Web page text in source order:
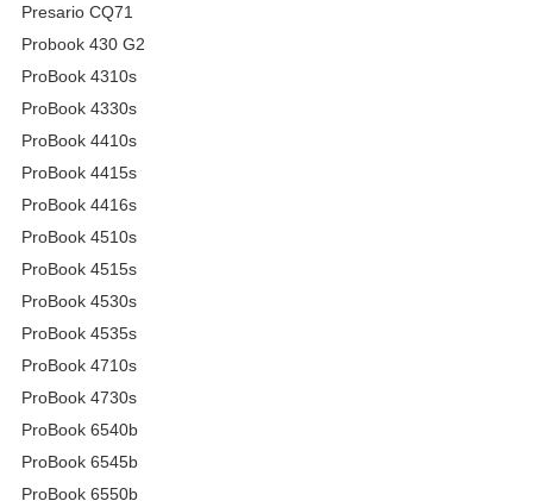
Presario CQ71
Probook 430 G2
ProBook 4310s
ProBook 4330s
ProBook 4410s
ProBook 4415s
ProBook 4416s
ProBook 4510s
ProBook 4515s
ProBook 4530s
ProBook 4535s
ProBook 4710s
ProBook 4730s
ProBook 6540b
ProBook 6545b
ProBook 6550b